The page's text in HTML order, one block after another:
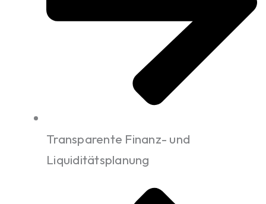
Transparente Finanz- und
Liquiditätsplanung